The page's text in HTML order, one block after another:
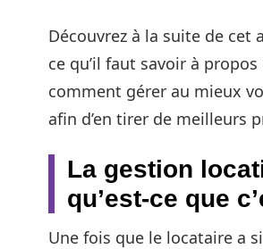
Découvrez à la suite de cet
ce qu’il faut savoir à propos
comment gérer au mieux
afin d’en tirer de meilleurs
La gestion
qu’est-ce que
Une fois que le locataire a